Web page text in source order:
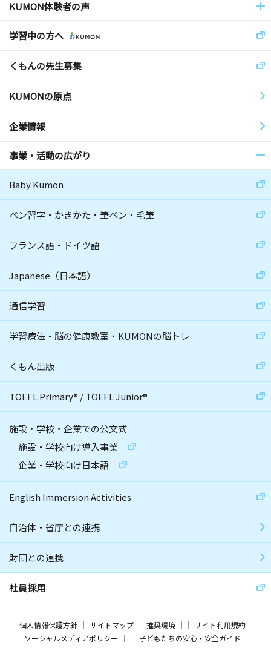
KUMON体験者の声
学習中の方へ
くもんの先生募集
KUMONの原点
企業情報
事業・活動の広がり
Baby Kumon
ペン習字・かきかた・筆ペン・毛筆
フランス語・ドイツ語
Japanese（日本語）
通信学習
学習療法・脳の健康教室・KUMONの脳トレ
くもん出版
TOEFL Primary® /TOEFL Junior®
施設・学校・企業での公文式
施設・学校向け導入事業
企業・学校向け日本語
English Immersion Activities
自治体・省庁との連携
財団との連携
社員採用
個人情報保護方針 サイトマップ 推奨環境
サイト利用規約
ソーシャルメディアポリシー
子どもたちの安心・安全ガイド